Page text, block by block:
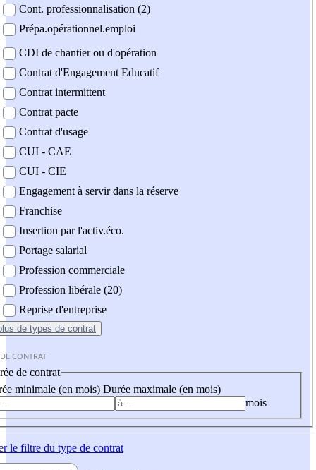
Cont. professionnalisation (2)
Prépa.opérationnel.emploi
CDI de chantier ou d'opération
Contrat d'Engagement Educatif
Contrat intermittent
Contrat pacte
Contrat d'usage
CUI - CAE
CUI - CIE
Engagement à servir dans la réserve
Franchise
Insertion par l'activ.éco.
Portage salarial
Profession commerciale
Profession libérale (20)
Reprise d'entreprise
de types de contrat
CONTRAT
de contrat
minimale (en mois) Durée maximale (en mois)
mois
le filtre du type de contrat